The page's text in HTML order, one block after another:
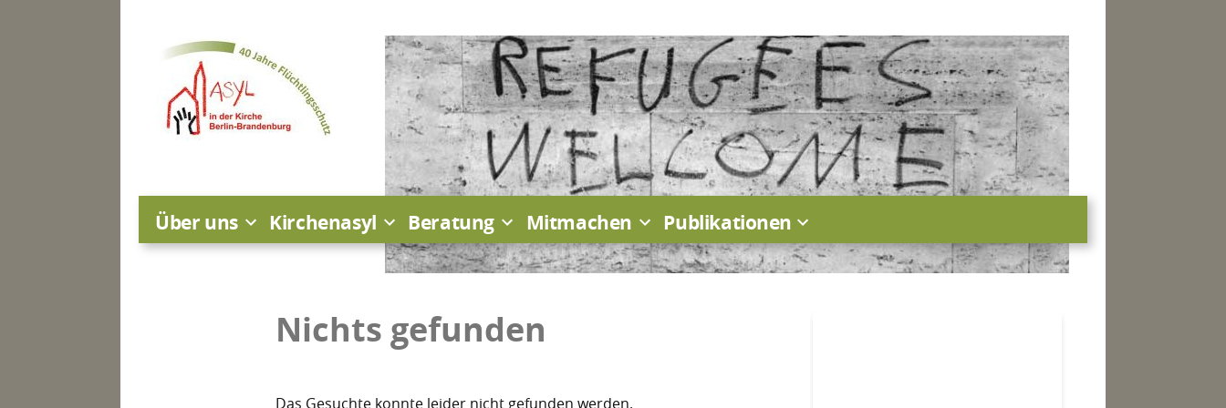
springen
Über uns Kirchenasyl Beratung Mitmachen Publikationen
Nichts gefunden
Das Gesuchte konnte leider nicht gefunden werden.